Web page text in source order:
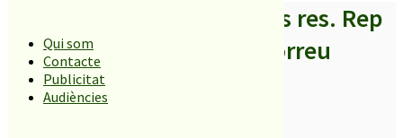
Qui som
Contacte
Publicitat
Audiències
A partir d’ara no et perdis res. Rep
els titulars al teu correu